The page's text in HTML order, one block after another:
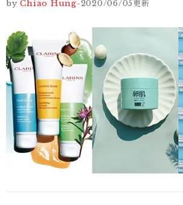
by Chiao Hung-2020/06/05更新